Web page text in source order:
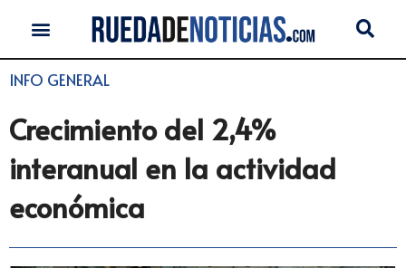
INFO GENERAL
Crecimiento del 2,4%
interanual en la actividad
económica